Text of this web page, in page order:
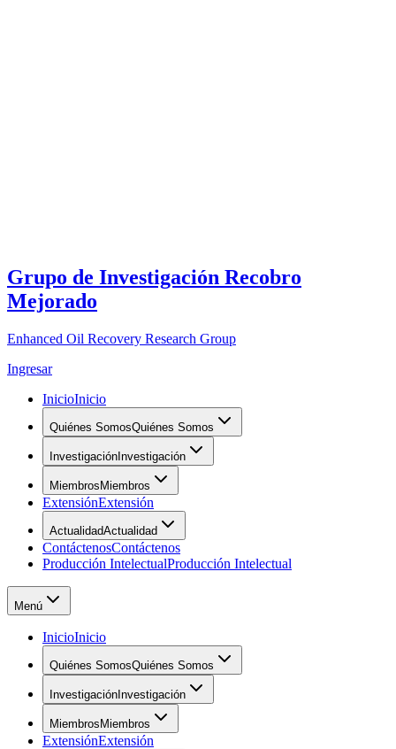
Grupo de Investigación Recobro
Mejorado
Enhanced Oil Recovery Research Group
Ingresar
InicioInicio
Quiénes SomosQuiénes Somos
Investigación Investigación
Miembros Miembros
ExtensiónExtensión
ActualidadActualidad
ContáctenosContáctenos
Producción IntelectualProducción Intelectual
Menú
InicioInicio
Quiénes SomosQuiénes Somos
Investigación Investigación
Miembros Miembros
ExtensiónExtensión